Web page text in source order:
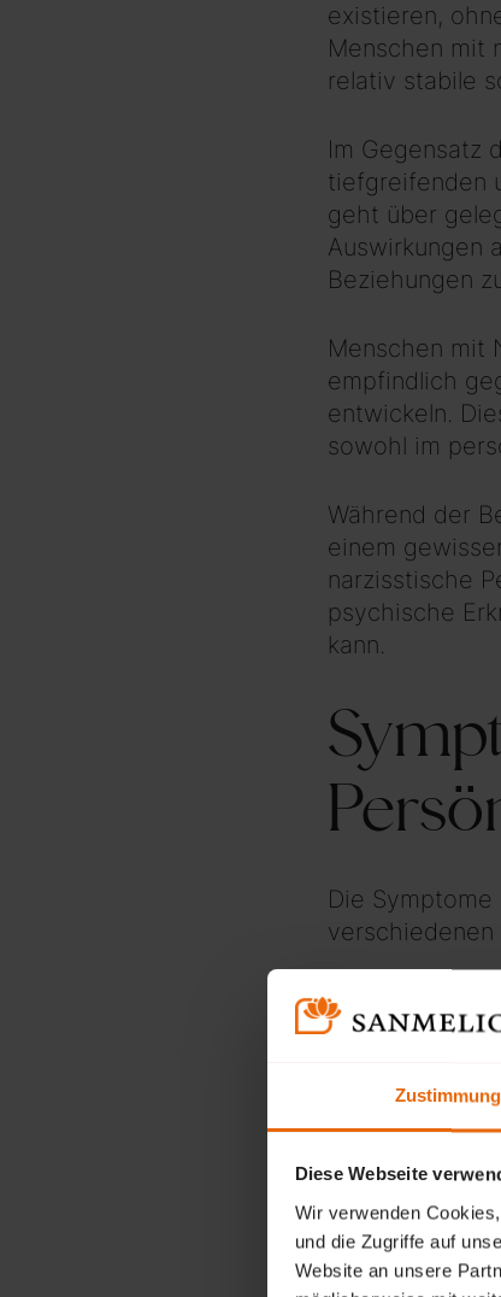
Zustimmung
Diese Webseite
Wir verwenden
und die Zugriffe auf
Website an unsere
existieren,
Menschen mit
relativ stabile
Im Gegensatz
tiefgreifenden
geht über
Auswirkungen
Beziehungen
Menschen mit
empfindlich
entwickeln.
sowohl im
Während der
einem
narzisstische
psychische
kann.
Die
Mangel an
und nicht